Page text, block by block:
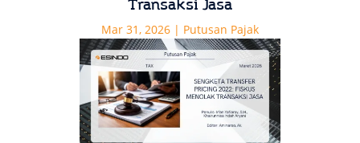
Transaksi Jasa
Mar 31, 2026| Putusan Pajak